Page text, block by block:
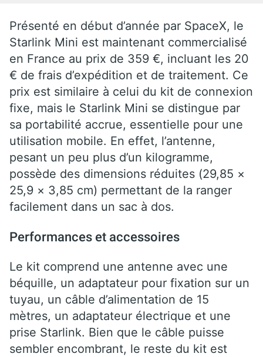
Présenté en début d’année par SpaceX, le
Starlink Mini est maintenant commercialisé
en France au prix de 359 €, incluant les 20
€ de frais d’expédition et de traitement. Ce
prix est similaire à celui du kit de connexion
fixe, mais le Starlink Mini se distingue par
sa portabilité accrue, essentielle pour une
utilisation mobile. En effet, l’antenne,
pesant un peu plus d’un kilogramme,
possède des dimensions réduites (29,85 ×
25,9 × 3,85 cm) permettant de la ranger
facilement dans un sac à dos.
Performances et accessoires
Le kit comprend une antenne avec une
béquille, un adaptateur pour fixation sur un
tuyau, un câble d’alimentation de 15
mètres, un adaptateur électrique et une
prise Starlink. Bien que le câble puisse
sembler encombrant, le reste du kit est